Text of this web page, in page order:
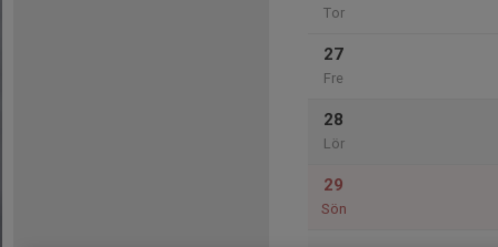
Tor
27
Fre
28
Lör
29
Sön